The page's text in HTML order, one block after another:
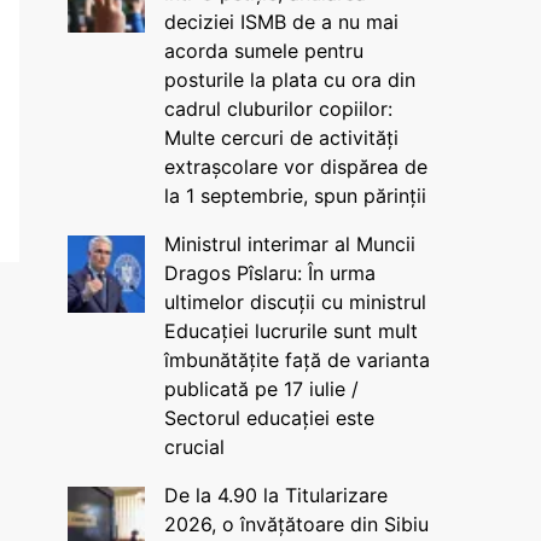
deciziei ISMB de a nu mai
acorda sumele pentru
posturile la plata cu ora din
cadrul cluburilor copiilor:
Multe cercuri de activități
extrașcolare vor dispărea de
la 1 septembrie, spun părinții
Ministrul interimar al Muncii
Dragos Pîslaru: În urma
ultimelor discuții cu ministrul
Educației lucrurile sunt mult
îmbunătățite față de varianta
publicată pe 17 iulie /
Sectorul educației este
crucial
De la 4.90 la Titularizare
2026, o învățătoare din Sibiu